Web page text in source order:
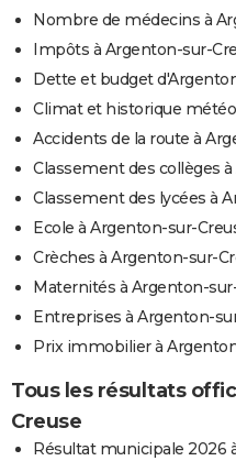
Nombre de médecins à
Impôts à Argenton-sur-
Dette et budget
Climat et historique
Accidents de la route à
Classement des collèges
Classement des lycées à
Ecole à Argenton-sur-
Crèches à Argenton-sur-
Maternités à Argenton-
Entreprises à Argenton-
Prix immobilier à
Tous les résultats
Creuse
Résultat municipale 2026